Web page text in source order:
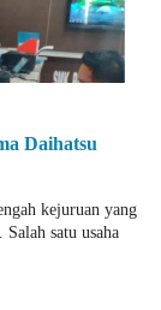
Daihatsu
kejuruan yang
satu usaha